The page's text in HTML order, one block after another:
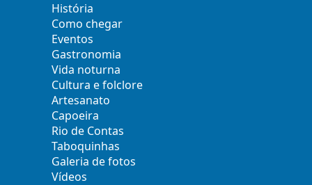
História
Como chegar
Eventos
Gastronomia
Vida noturna
Cultura e folclore
Artesanato
Capoeira
Rio de Contas
Taboquinhas
Galeria de fotos
Vídeos